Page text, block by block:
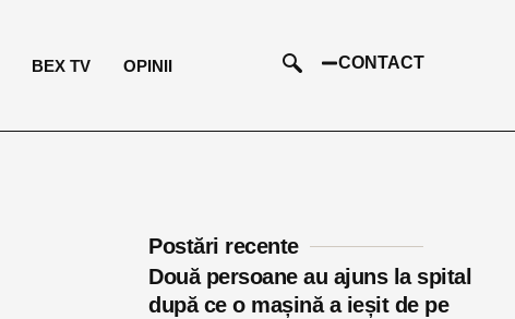
BEX TV OPINII CONTACT
Postări recente
Două persoane au ajuns la spital
după ce o mașină a ieșit de pe